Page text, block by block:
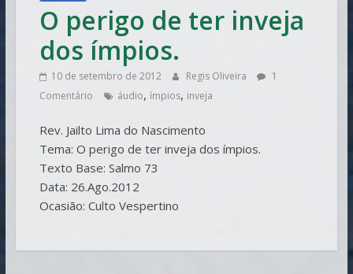
O perigo de ter inveja
dos ímpios.
10 de setembro de 2012 Regis Oliveira
1
Comentário
áudio, ímpios, inveja
Rev. Jailto Lima do Nascimento
Tema: O perigo de ter inveja dos ímpios.
Texto Base: Salmo 73
Data: 26.Ago.2012
Ocasião: Culto Vespertino